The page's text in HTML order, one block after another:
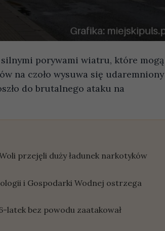
porywami wiatru, które mogą
na czoło wysuwa się udaremniony
do brutalnego ataku na
przejęli duży ładunek narkotyków
i Gospodarki Wodnej ostrzega
latek bez powodu zaatakował